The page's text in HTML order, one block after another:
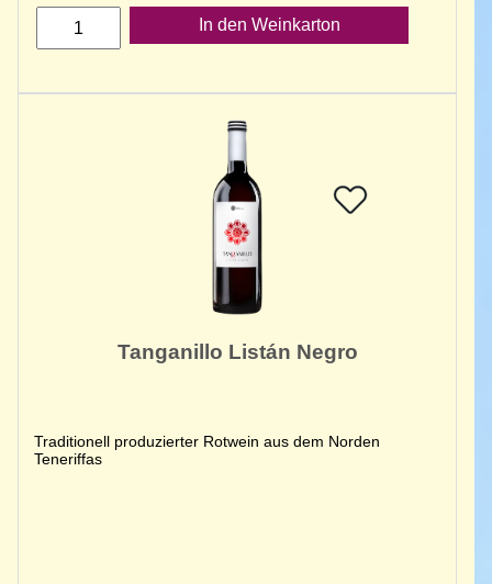
In den Weinkarton
Tanganillo Listán Negro
Traditionell produzierter Rotwein aus dem Norden
Teneriffas